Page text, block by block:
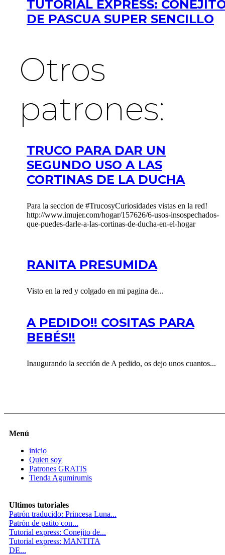
TUTORIAL EXPRESS:
DE PASCUA SUPER SENCILLO
Otros
patrones:
TRUCO PARA DAR UN
SEGUNDO USO A LAS
CORTINAS DE LA DUCHA
Para la seccion de #TrucosyCuriosidades vistas en la red!
http://www.imujer.com/hogar/157626/6-usos-insospechados-
que-puedes-darle-a-las-cortinas-de-ducha-en-el-hogar
RANITA PRESUMIDA
Visto en la red y colgado en mi pagina de...
A PEDIDO!! COSITAS PARA
BEBÉS!!
Inaugurando la sección de A pedido, os dejo unos cuantos...
Menú
inicio
Quien soy
Patrones GRATIS
Tienda Agumirumis
Ultimos tutoriales
Patrón traducido: Princesa Luna...
Patrón de patito con...
Tutorial express: Conejito de...
Tutorial express: MANTITA
DE...